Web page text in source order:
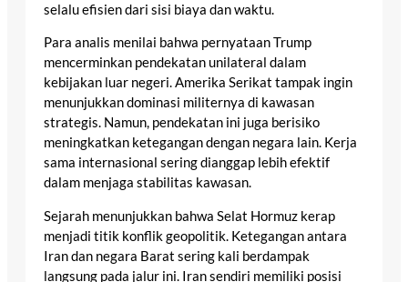
selalu efisien dari sisi biaya dan waktu.
Para analis menilai bahwa pernyataan Trump
mencerminkan pendekatan unilateral dalam
kebijakan luar negeri. Amerika Serikat tampak ingin
menunjukkan dominasi militernya di kawasan
strategis. Namun, pendekatan ini juga berisiko
meningkatkan ketegangan dengan negara lain. Kerja
sama internasional sering dianggap lebih efektif
dalam menjaga stabilitas kawasan.
Sejarah menunjukkan bahwa Selat Hormuz kerap
menjadi titik konflik geopolitik. Ketegangan antara
Iran dan negara Barat sering kali berdampak
langsung pada jalur ini. Iran sendiri memiliki posisi